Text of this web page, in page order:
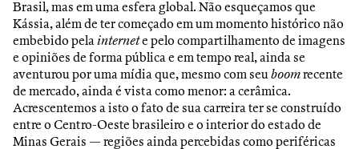
Brasil, mas em uma esfera global. Não esqueçamos que
Kássia, além de ter começado em um momento histórico não
embebido pelainternete pelo compartilhamento de imagens
e opiniões de forma pública e em tempo real, ainda se
aventurou por uma mídia que, mesmo com seuboomrecente
de mercado, ainda é vista como menor: a cerâmica.
Acrescentemos a isto o fato de sua carreira ter se construído
entre o Centro-Oeste brasileiro e o interior do estado de
Minas Gerais — regiões ainda percebidas como periféricas